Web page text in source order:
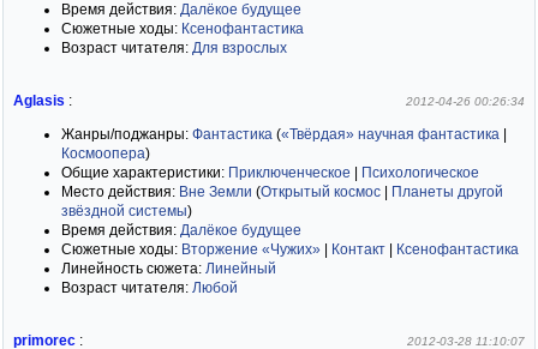
Время действия: Далёкое будущее
Сюжетные ходы: Ксенофантастика
Возраст читателя: Для взрослых
Aglasis : 2012-04-26 00:26:34
Жанры/поджанры: Фантастика («Твёрдая» научная фантастика
Космоопера)
Общие характеристики: Приключенческое
Психологическое
Место действия: Вне Земли (Открытый космос
Планеты другой
звёздной системы)
Время действия: Далёкое будущее
Сюжетные ходы: Вторжение «Чужих» Контакт
Ксенофантастика
Линейность сюжета: Линейный
Возраст читателя: Любой
primorec : 2012-03-28 11:10:07